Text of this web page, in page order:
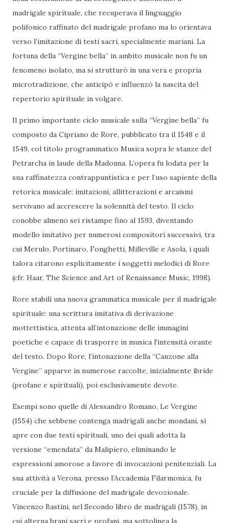
madrigale spirituale, che recuperava il linguaggio
polifonico raffinato del madrigale profano ma lo orientava
verso l’imitazione di testi sacri, specialmente mariani. La
fortuna della “Vergine bella” in ambito musicale non fu un
fenomeno isolato, ma si strutturò in una vera e propria
microtradizione, che anticipò e influenzò la nascita del
repertorio spirituale in volgare.
Il primo importante ciclo musicale sulla “Vergine bella” fu
composto da Cipriano de Rore, pubblicato tra il 1548 e il
1549, col titolo programmatico Musica sopra le stanze del
Petrarcha in laude della Madonna. L’opera fu lodata per la
sua raffinatezza contrappuntistica e per l’uso sapiente della
retorica musicale: imitazioni, allitterazioni e arcaismi
servivano ad accrescere la solennità del testo. Il ciclo
conobbe almeno sei ristampe fino al 1593, diventando
modello imitativo per numerosi compositori successivi, tra
cui Merulo, Portinaro, Fonghetti, Milleville e Asola, i quali
talora citarono esplicitamente i soggetti melodici di Rore
(cfr. Haar, The Science and Art of Renaissance Music, 1998).
Rore stabilì una nuova grammatica musicale per il madrigale
spirituale: una scrittura imitativa di derivazione
mottettistica, attenta all’intonazione delle immagini
poetiche e capace di trasporre in musica l'intensità orante
del testo. Dopo Rore, l’intonazione della “Canzone alla
Vergine” apparve in numerose raccolte, inizialmente ibride
(profane e spirituali), poi esclusivamente devote.
Esempi sono quelle di Alessandro Romano, Le Vergine
(1554) che sebbene contenga madrigali anche mondani, si
apre con due testi spirituali, uno dei quali adotta la
versione “emendata” da Malipiero, eliminando le
espressioni amorose a favore di invocazioni penitenziali. La
sua attività a Verona, presso l’Accademia Filarmonica, fu
cruciale per la diffusione del madrigale devozionale.
Vincenzo Bastini, nel Secondo libro de madrigali (1578), in
cui alterna brani sacri e profani, ma sottolinea la